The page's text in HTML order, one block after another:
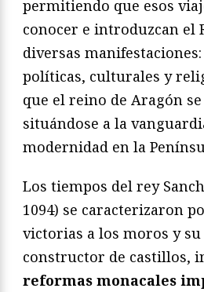
permitiendo que esos
conocer e introduzcan el
diversas
políticas, culturales y
que el reino de Aragón
situándose a la
modernidad en la
Los tiempos del rey
1094) se caracterizaron
victorias a los moros y su
constructor de castillos,
reformas monacales